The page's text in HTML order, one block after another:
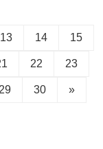
13 14 15
22 23
29 30 »